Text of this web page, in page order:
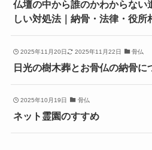
仏壇の中から誰のかわからない
しい対処法｜納骨・法律・役所
2025年11月20日 2025年11月22日 骨仏
日光の樹木葬とお骨仏の納骨に
2025年10月19日 骨仏
ネット霊園のすすめ